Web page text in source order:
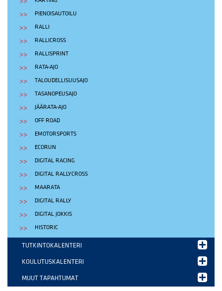
PIENOISAUTOILU
RALLI
RALLICROSS
RALLISPRINT
RATA-AJO
TALOUDELLISUUSAJO
TASANOPEUSAJO
JÄÄRATA-AJO
OFF ROAD
EMOTORSPORTS
ECORUN
DIGITAL RACING
DIGITAL RALLYCROSS
MAARATA
DIGITAL RALLY
DIGITAL JOKKIS
HISTORIC
TUTKINTOKALENTERI
KOULUTUSKALENTERI
MUUT TAPAHTUMAT